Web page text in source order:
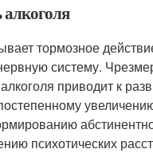
алкоголя
тормозное
систему.
приводит к
психотических